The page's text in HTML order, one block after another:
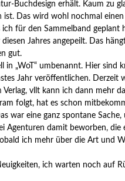
Buchdesign erhält. Kaum zu
ist. Das wird wohl nochmal
für den Sammelband geplant
Jahres angepeilt. Das
gut.
in „WoT“ umbenannt. Hier sind
Jahr veröffentlichen. Derzeit
vllt kann ich dann mehr
folgt, hat es schon
war eine ganz spontane
Agenturen damit beworben, die
ich mehr über die Art und
ich warten noch auf